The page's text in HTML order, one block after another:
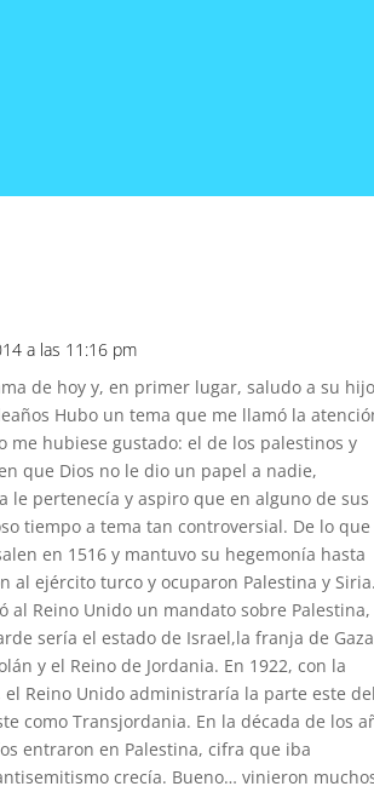
a las 11:16 pm
de hoy y, en primer lugar, saludo a su
Hubo un tema que me llamó la
me hubiese gustado: el de los palestinos y
que Dios no le dio un papel a nadie,
le pertenecía y aspiro que en alguno de sus
tiempo a tema tan controversial. De lo que
en 1516 y mantuvo su hegemonía hasta
al ejército turco y ocuparon Palestina y
al Reino Unido un mandato sobre Palestina,
sería el estado de Israel,la franja de
y el Reino de Jordania. En 1922, con la
Reino Unido administraría la parte este del
como Transjordania. En la década de los
entraron en Palestina, cifra que iba
crecía. Bueno… vinieron